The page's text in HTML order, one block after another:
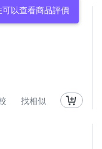
可以查看商品評價
找相似